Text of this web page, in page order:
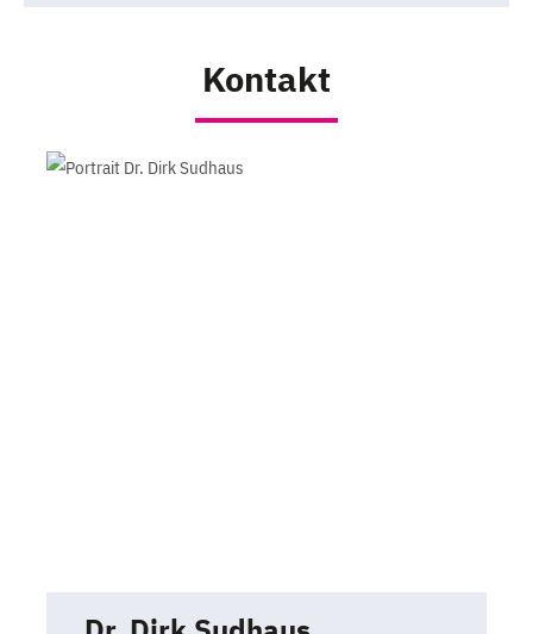
Kontakt